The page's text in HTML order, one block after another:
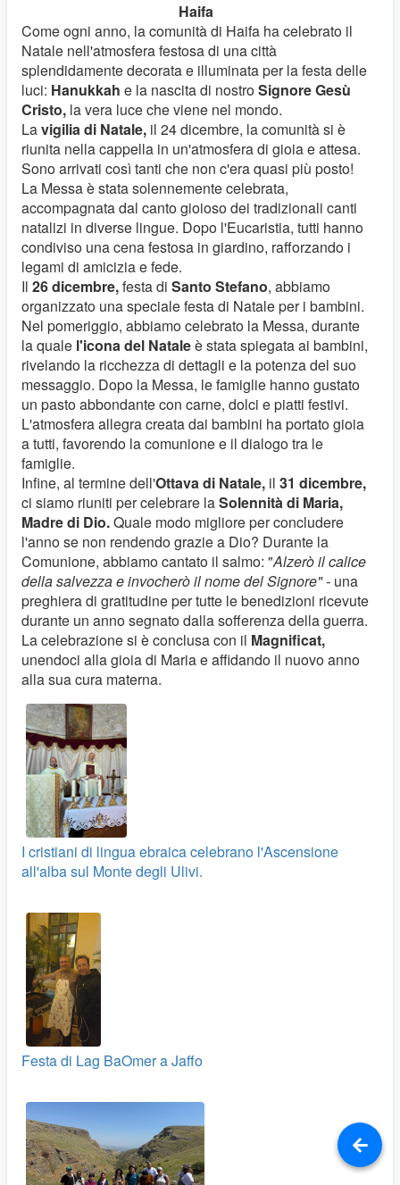
Haifa
Come ogni anno, la comunità di Haifa ha celebrato il
Natale nell'atmosfera festosa di una città
splendidamente decorata e illuminata per la festa delle
luci: Hanukkah e la nascitadi nostroSignore Gesù
Cristo, la vera luce che viene nel mondo.
Lavigilia di Natale, il 24 dicembre, la comunità si è
riunita nella cappella in un'atmosfera di gioia e attesa.
Sono arrivati così tanti che non c'era quasi più posto!
La Messa è stata solennemente celebrata,
accompagnata dal canto gioioso dei tradizionali canti
natalizi in diverse lingue. Dopo l'Eucaristia, tutti hanno
condiviso una cena festosa in giardino, rafforzando i
legami di amicizia e fede.
Il 26 dicembre,festa di Santo Stefano, abbiamo
organizzato una speciale festa di Natale per i bambini.
Nel pomeriggio, abbiamo celebrato la Messa, durante
la quale l'icona del Nataleè stata spiegata ai bambini,
rivelando la ricchezza di dettagli e la potenza del suo
messaggio. Dopo la Messa, le famiglie hanno gustato
un pasto abbondante con carne, dolci e piatti festivi.
L'atmosfera allegra creata dai bambini ha portato gioia
a tutti, favorendo la comunione e il dialogo tra le
famiglie.
Infine, al termine dell'Ottava di Natale, il 31 dicembre,
ci siamo riuniti per celebrare laSolennità di Maria,
Madre di Dio.Quale modo migliore per concludere
l'anno se non rendendo grazie a Dio? Durante la
Comunione, abbiamo cantato il salmo: "Alzerò il calice
della salvezza e invocherò il nome del Signore" - una
preghiera di gratitudine per tutte le benedizioni ricevute
durante un anno segnato dalla sofferenza della guerra.
La celebrazione si è conclusa con il Magnificat,
unendoci alla gioia di Maria e affidando il nuovo anno
alla sua cura materna.
I cristiani di lingua ebraica celebrano l'Ascensione
all'alba sul Monte degli Ulivi.
Festa di Lag BaOmer a Jaffo